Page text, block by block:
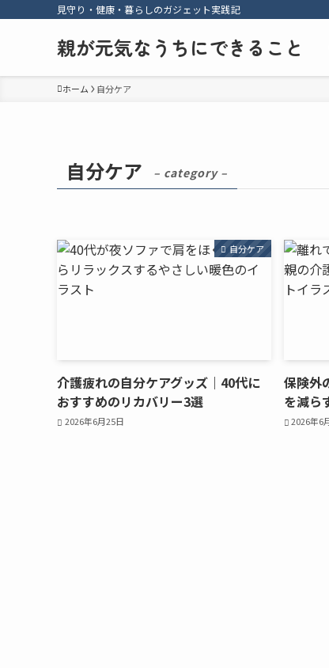
見守り・健康・暮らしのガジェット実践記
親が元気なうちにできること
ホーム 自分ケア
自分ケア – category –
自分ケア
介護疲れの自分ケアグッズ｜40代に
おすすめのリカバリー3選
2026年6月25日
保険外
を減ら
2026年6